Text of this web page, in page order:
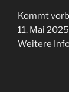
Kommt
11. Mai
Weitere